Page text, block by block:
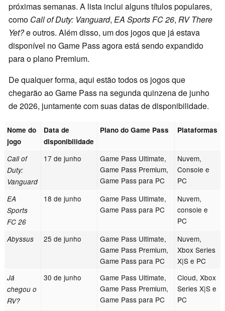
próximas semanas. A lista inclui alguns títulos populares,
como Call of Duty: Vanguard, EA Sports FC 26, RV There
Yet?e outros. Além disso, um dos jogos que já estava
disponível no Game Pass agora está sendo expandido
para o plano Premium.
De qualquer forma, aqui estão todos os jogos que
chegarão ao Game Pass na segunda quinzena de junho
de 2026, juntamente com suas datas de disponibilidade.
Nome do
jogo
Data de
disponibilidade
Plano do Game Pass Plataformas
Call of
Duty:
Vanguard
17 de junho
Game Pass Ultimate,
Game Pass Premium,
Game Pass para PC
Nuvem,
Console e
PC
EA
Sports
FC 26
18 de junho
Game Pass Ultimate,
Game Pass para PC
Nuvem,
console e
PC
Abyssus 25 de junho
Game Pass Ultimate,
Game Pass Premium,
Game Pass para PC
Nuvem,
Xbox Series
X|S e PC
Já
chegou o
RV?
30 de junho
Game Pass Ultimate,
Game Pass Premium,
Game Pass para PC
Cloud, Xbox
Series X|S e
PC